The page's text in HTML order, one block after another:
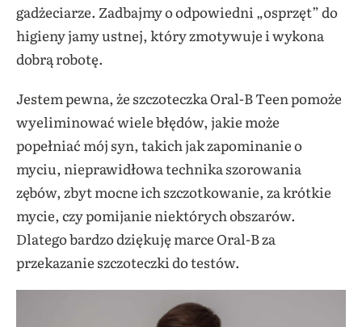
gadżeciarze. Zadbajmy o odpowiedni „osprzęt” do
higieny jamy ustnej, który zmotywuje i wykona
dobrą robotę.
Jestem pewna, że szczoteczka Oral-B Teen pomoże
wyeliminować wiele błędów, jakie może
popełniać mój syn, takich jak zapominanie o
myciu, nieprawidłowa technika szorowania
zębów, zbyt mocne ich szczotkowanie, za krótkie
mycie, czy pomijanie niektórych obszarów.
Dlatego bardzo dziękuję marce Oral-B za
przekazanie szczoteczki do testów.